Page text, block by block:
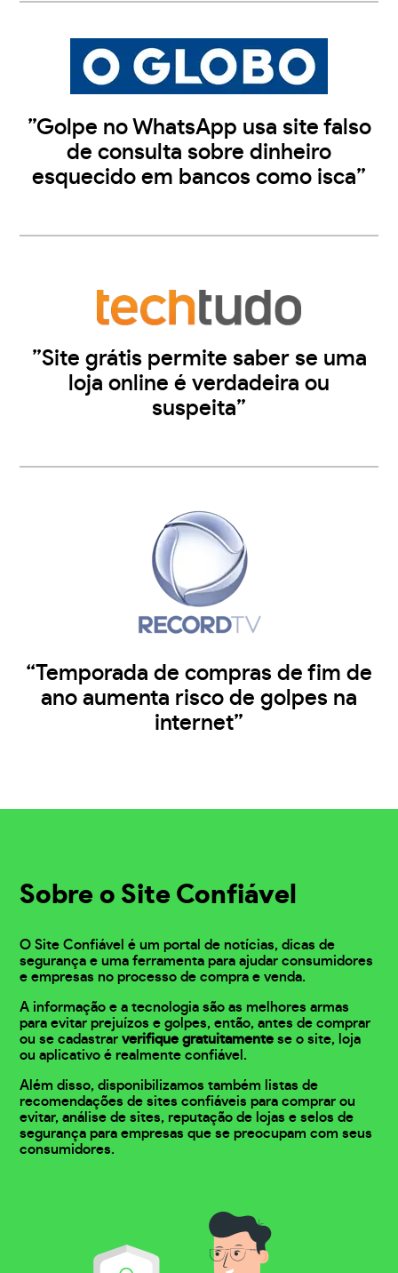
”Golpe no WhatsApp usa site falso
de consulta sobre dinheiro
esquecido em bancos como isca”
”Site grátis permite saber se uma
loja online é verdadeira ou
suspeita”
“Temporada de compras de fim de
ano aumenta risco de golpes na
internet”
Sobre o Site Confiável
O Site Confiável é um portal de notícias, dicas de
segurança e uma ferramenta para ajudar consumidores
e empresas no processo de compra e venda.
A informação e a tecnologia são as melhores armas
para evitar prejuízos e golpes, então, antes de comprar
ou se cadastrarverifique gratuitamente se o site, loja
ou aplicativo é realmente confiável.
Além disso, disponibilizamos também listas de
recomendações de sites confiáveis para comprar ou
evitar, análise de sites, reputação de lojas e selos de
segurança para empresas que se preocupam com seus
consumidores.